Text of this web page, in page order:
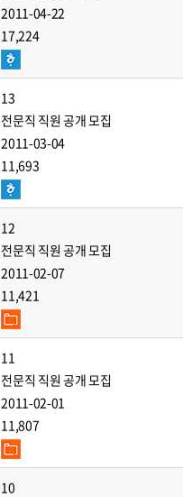
2011-04-22
17,224
13
전문직 직원 공개 모집
2011-03-04
11,693
12
전문직 직원 공개 모집
2011-02-07
11,421
11
전문직 직원 공개 모집
2011-02-01
11,807
10